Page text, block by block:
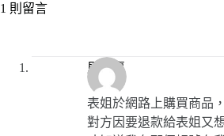
1 則留言
周美惠
表姐於網路上購買商品
對方因要退款給表姐又